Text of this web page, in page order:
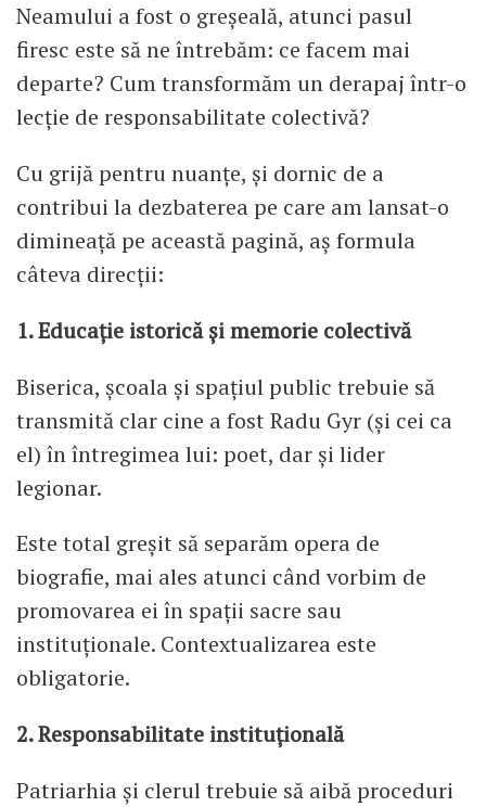
Neamului a fost o greșeală, atunci pasul
firesc este să ne întrebăm: ce facem mai
departe? Cum transformăm un derapaj într-o
lecție de responsabilitate colectivă?
Cu grijă pentru nuanțe, și dornic de a
contribui la dezbaterea pe care am lansat-o
dimineață pe această pagină, aș formula
câteva direcții:
1. Educație istorică și memorie colectivă
Biserica, școala și spațiul public trebuie să
transmită clar cine a fost Radu Gyr (și cei ca
el) în întregimea lui: poet, dar și lider
legionar.
Este total greșit să separăm opera de
biografie, mai ales atunci când vorbim de
promovarea ei în spații sacre sau
instituționale. Contextualizarea este
obligatorie.
2. Responsabilitate instituțională
Patriarhia și clerul trebuie să aibă proceduri